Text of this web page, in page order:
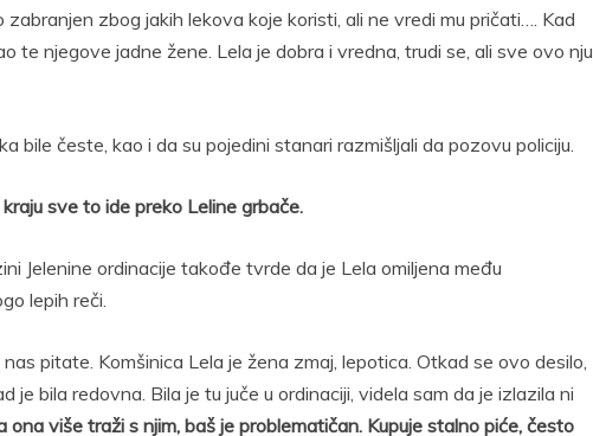
zbog jakih lekova koje koristi, ali ne vredi mu pričati…. Kad
te njegove jadne žene. Lela je dobra i vredna, trudi se, ali sve ovo nju
bile česte, kao i da su pojedini stanari razmišljali da pozovu policiju.
sve to ide preko Leline grbače.
Jelenine ordinacije takođe tvrde da je Lela omiljena među
lepih reči.
pitate. Komšinica Lela je žena zmaj, lepotica. Otkad se ovo desilo,
je bila redovna. Bila je tu juče u ordinaciji, videla sam da je izlazila ni
ona više traži s njim, baš je problematičan. Kupuje stalno piće, često